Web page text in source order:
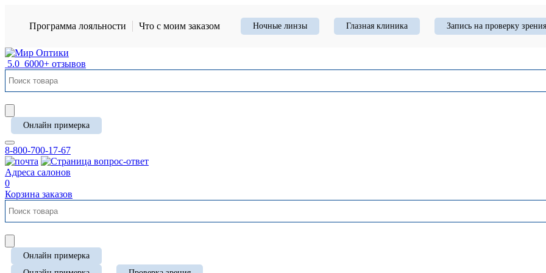
Программа лояльности Что с моим заказом Ночные линзы Глазная клиника Запись на проверку зрения
5.0 6000+ отзывов
Онлайн примерка
8-800-700-17-67
Адреса салонов
0
Корзина заказов
Онлайн примерка